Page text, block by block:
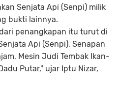
Senjata Api (Senpi) milik
bukti lainnya.
penangkapan itu turut di
Api (Senpi), Senapan
Mesin Judi Tembak Ikan-
Putar," ujar Iptu Nizar,